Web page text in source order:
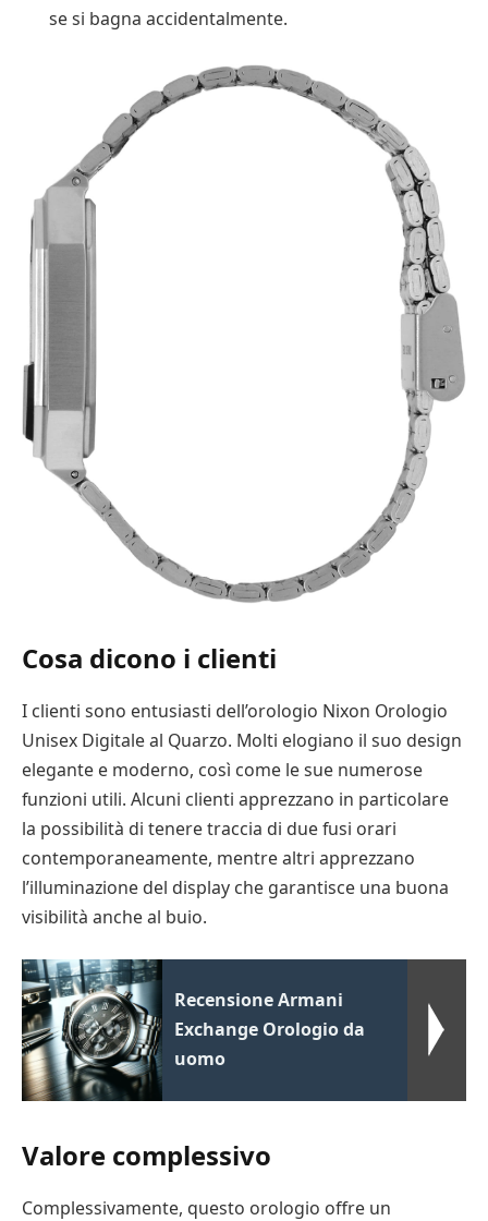
se si bagna accidentalmente.
Cosa dicono i clienti
I clienti sono entusiasti dell’orologio Nixon Orologio
Unisex Digitale al Quarzo. Molti elogiano il suo design
elegante e moderno, così come le sue numerose
funzioni utili. Alcuni clienti apprezzano in particolare
la possibilità di tenere traccia di due fusi orari
contemporaneamente, mentre altri apprezzano
l’illuminazione del display che garantisce una buona
visibilità anche al buio.
Recensione Armani
Exchange Orologio da
uomo
Valore complessivo
Complessivamente, questo orologio offre un